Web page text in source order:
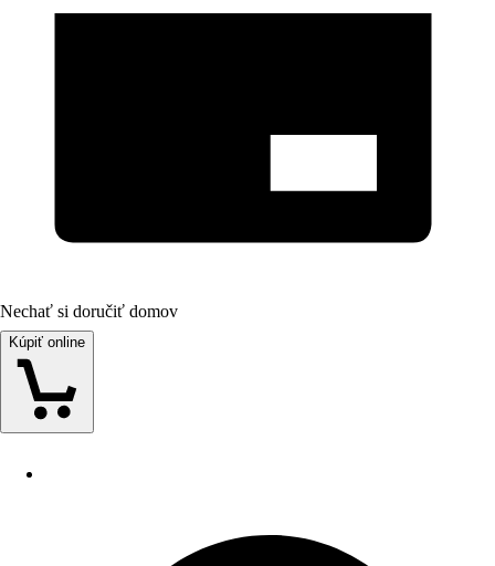
Nechať si doručiť domov
Kúpiť online